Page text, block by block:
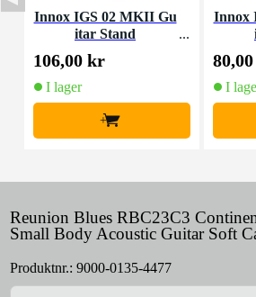
Innox IGS 02 MKII Gu
itar Stand
106,00 kr
I lager
+
Innox
I
Reunion Blues RBC23C3
Small Body Acoustic Guitar Soft
Produktnr.: 9000-0135-4477